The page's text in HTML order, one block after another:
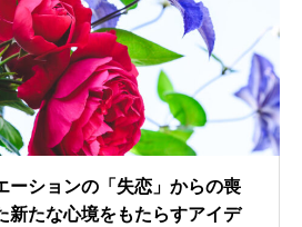
ーションの「失恋」からの喪
新たな心境をもたらすアイデ